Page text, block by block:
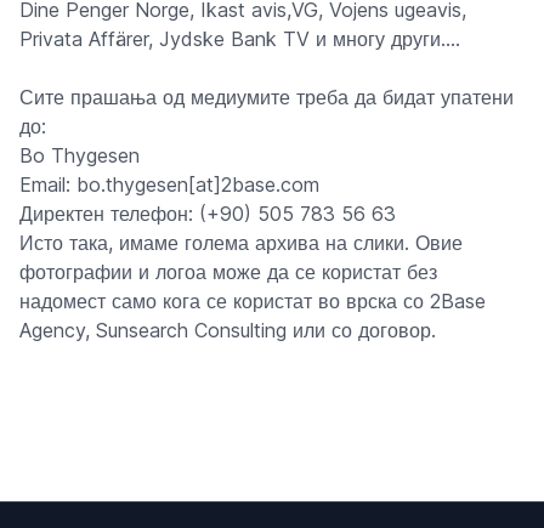
Dine Penger Norge, Ikast avis,VG, Vojens ugeavis,
Privata Affärer, Jydske Bank TV и многу други....
Сите прашања од медиумите треба да бидат упатени
до:
Bo Thygesen
Email: bo.thygesen[at]2base.com
Директен телефон: (+90) 505 783 56 63
Исто така, имаме голема архива на слики. Овие
фотографии и логоа може да се користат без
надомест само кога се користат во врска со 2Base
Agency, Sunsearch Consulting или со договор.